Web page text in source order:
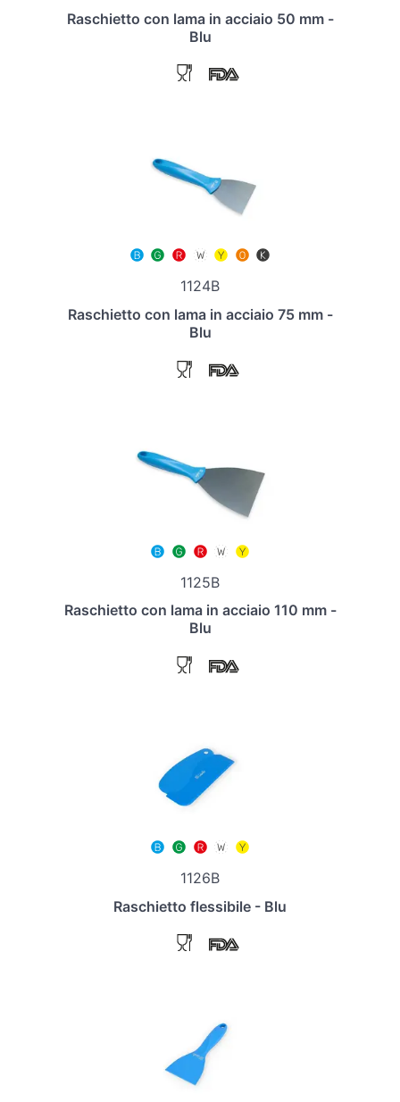
Raschietto con lama in acciaio 50 mm -
Blu
1124B
Raschietto con lama in acciaio 75 mm -
Blu
1125B
Raschietto con lama in acciaio 110 mm -
Blu
1126B
Raschietto flessibile - Blu